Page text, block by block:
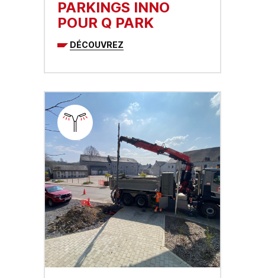
PARKINGS INNO
POUR Q PARK
DÉCOUVREZ